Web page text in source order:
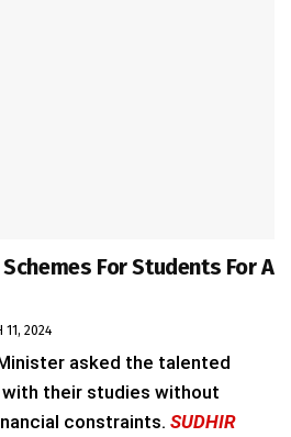
For Students For A
11, 2024
asked the talented
their studies without
constraints. SUDHIR